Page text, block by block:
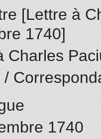
[Lettre à
1740]
Charles
/
1740